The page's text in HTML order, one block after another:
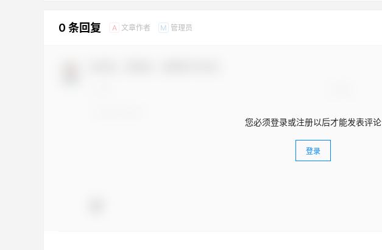
0 条回复 A 文章作者 M 管理员
您必须登录或注册以后才能发表评论
登录